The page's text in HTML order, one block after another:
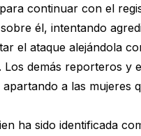
continuar con el
él, intentando
el ataque alejándola
Los demás reporteros y
a las mujeres
ha sido identificada